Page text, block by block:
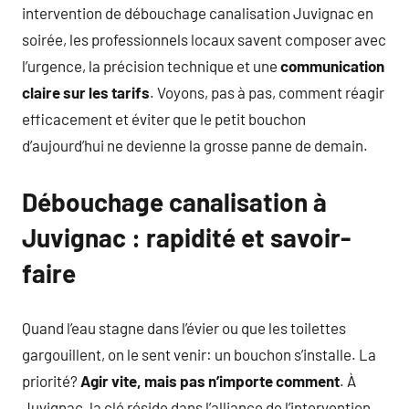
intervention de débouchage canalisation Juvignac en
soirée, les professionnels locaux savent composer avec
l’urgence, la précision technique et une communication
claire sur les tarifs. Voyons, pas à pas, comment réagir
efficacement et éviter que le petit bouchon
d’aujourd’hui ne devienne la grosse panne de demain.
Débouchage canalisation à
Juvignac : rapidité et savoir-
faire
Quand l’eau stagne dans l’évier ou que les toilettes
gargouillent, on le sent venir: un bouchon s’installe. La
priorité? Agir vite, mais pas n’importe comment. À